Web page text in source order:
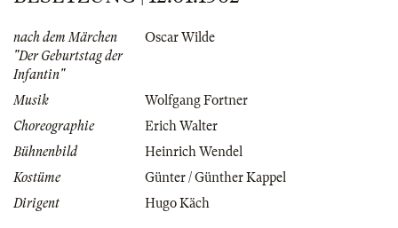
nach dem Märchen
"Der Geburtstag der
Infantin"
Oscar Wilde
Musik
Wolfgang Fortner
Choreographie
Erich Walter
Bühnenbild
Heinrich Wendel
Kostüme
Günter / Günther Kappel
Dirigent
Hugo Käch